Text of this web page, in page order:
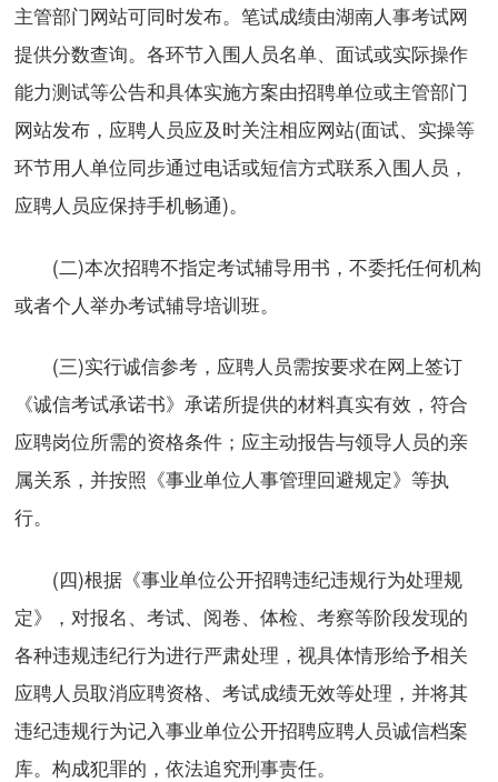
主管部门网站可同时发布。笔试成绩由湖南人事考试网
提供分数查询。各环节入围人员名单、面试或实际操作
能力测试等公告和具体实施方案由招聘单位或主管部门
网站发布，应聘人员应及时关注相应网站(面试、实操等
环节用人单位同步通过电话或短信方式联系入围人员，
应聘人员应保持手机畅通)。
(二)本次招聘不指定考试辅导用书，不委托任何机构
或者个人举办考试辅导培训班。
(三)实行诚信参考，应聘人员需按要求在网上签订
《诚信考试承诺书》承诺所提供的材料真实有效，符合
应聘岗位所需的资格条件；应主动报告与领导人员的亲
属关系，并按照《事业单位人事管理回避规定》等执
行。
(四)根据《事业单位公开招聘违纪违规行为处理规
定》，对报名、考试、阅卷、体检、考察等阶段发现的
各种违规违纪行为进行严肃处理，视具体情形给予相关
应聘人员取消应聘资格、考试成绩无效等处理，并将其
违纪违规行为记入事业单位公开招聘应聘人员诚信档案
库。构成犯罪的，依法追究刑事责任。